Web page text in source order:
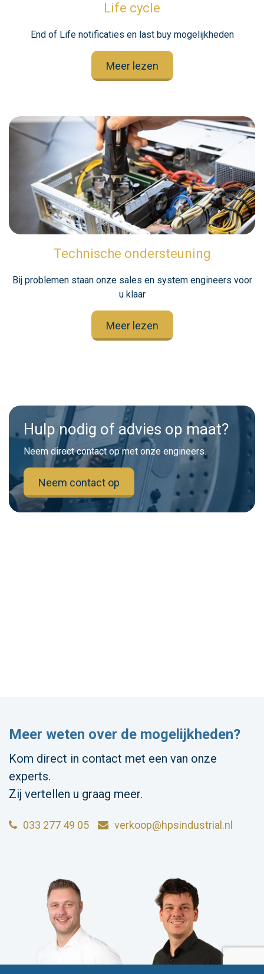
Life cycle
End of Life notificaties en last buy mogelijkheden
Meer lezen
Technische ondersteuning
Bij problemen staan onze sales en system engineers voor
u klaar
Meer lezen
Hulp nodig of advies op maat?
Neem direct contact op met onze engineers.
Neem contact op
Meer weten over de mogelijkheden?
Kom direct in contact met een van onze
experts.
Zij vertellen u graag meer.
033 277 49 05 verkoop@hpsindustrial.nl